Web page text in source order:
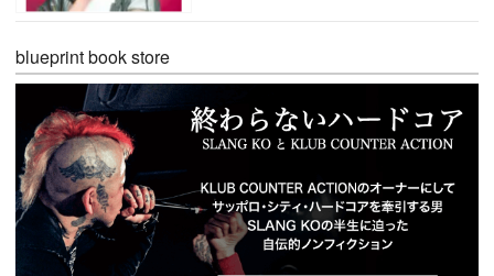
blueprint book store